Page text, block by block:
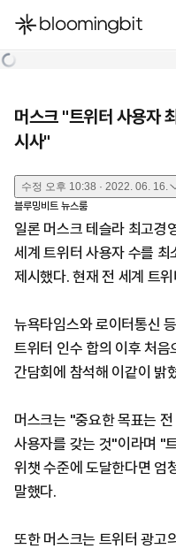
한국어
머스크 "트위터 사용자
시사"
수정 오후 10:38 · 2022. 06. 16.
블루밍비트 뉴스룸
일론 머스크 테슬라 최고
세계 트위터 사용자 수를
제시했다. 현재 전 세계 트
뉴욕타임스와 로이터통신
트위터 인수 합의 이후 처
간담회에 참석해 이같이 밝
머스크는 "중요한 목표는
사용자를 갖는 것"이라며 "
위챗 수준에 도달한다면 엄
말했다.
또한 머스크는 트위터 광고